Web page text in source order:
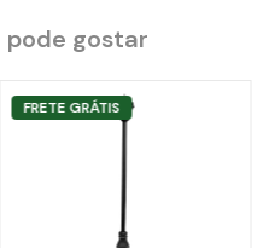
pode gostar
FRETE GRÁTIS